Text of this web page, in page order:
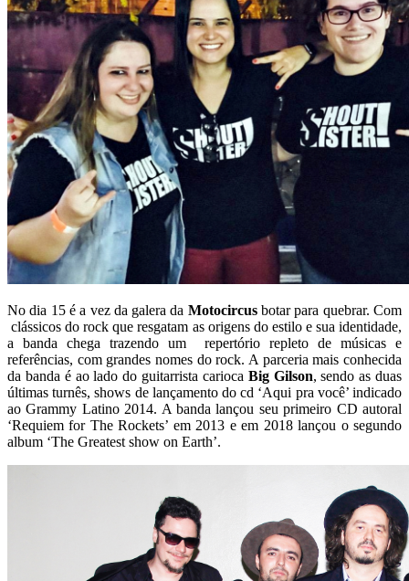
No dia 15 é a vez da galera da Motocircusbotar para quebrar. Com
clássicos do rock que resgatam as origens do estilo e sua identidade,
a banda chega trazendo um repertório repleto de músicas e
referências, com grandes nomes do rock. A parceria mais conhecida
da banda é ao lado do guitarrista carioca Big Gilson, sendo as duas
últimas turnês, shows de lançamento do cd ‘Aqui pra você’ indicado
ao Grammy Latino 2014. A banda lançou seu primeiro CD autoral
‘Requiem for The Rockets’ em 2013 e em 2018 lançou o segundo
album ‘The Greatest show on Earth’.